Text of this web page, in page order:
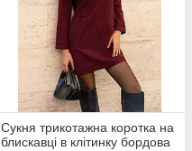
Сукня трикотажна коротка на
блискавці в клітинку бордова